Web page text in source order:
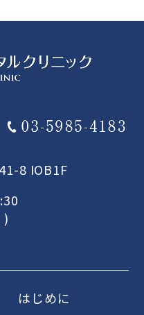
8 IOB1F
)
はじめに